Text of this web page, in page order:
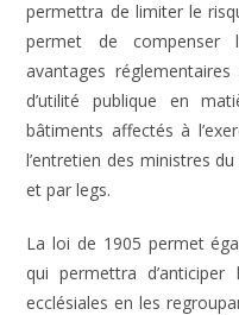
permettra de limiter le
permet de compenser
avantages
d’utilité publique en
bâtiments affectés à
l’entretien des ministres
et par legs.
La loi de 1905 permet
qui permettra
ecclésiales en les